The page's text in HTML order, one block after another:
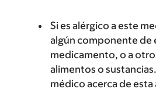
Si es alérgico a este
algún componente de
medicamento, o a
alimentos o
médico acerca de esta